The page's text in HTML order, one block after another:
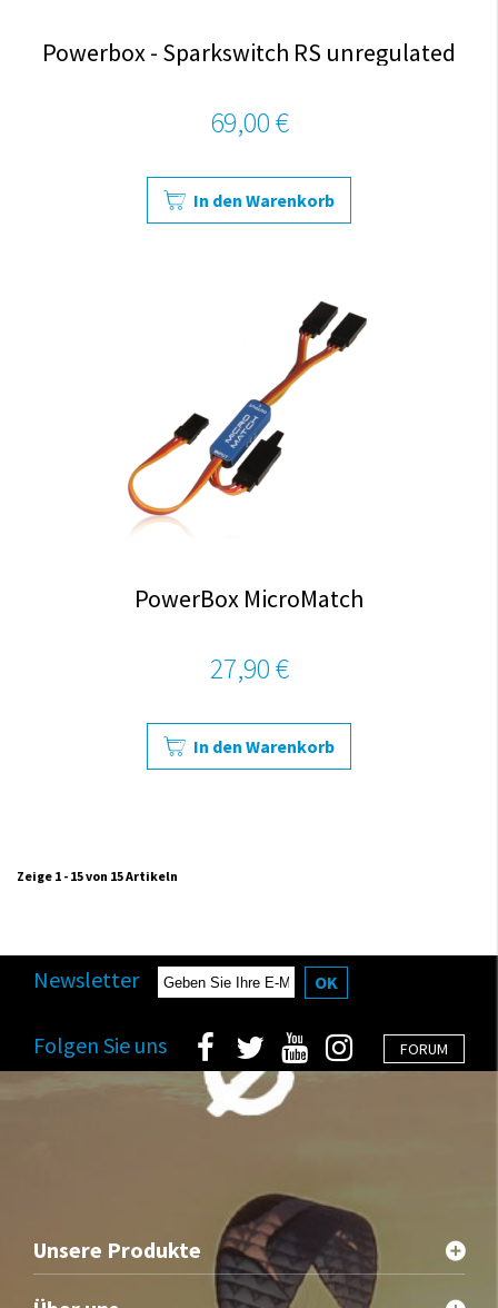
Powerbox - Sparkswitch RS unregulated
69,00 €
In den Warenkorb
PowerBox MicroMatch
27,90 €
In den Warenkorb
Zeige 1 - 15 von 15 Artikeln
Newsletter OK
FORUM
Folgen Sie uns
Unsere Produkte